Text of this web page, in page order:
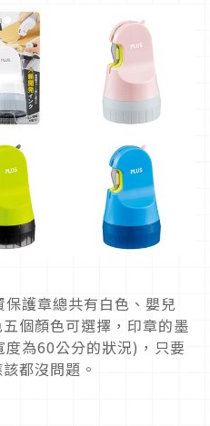
護章總共有白色、嬰兒
個顏色可選擇，印章的墨
為60公分的狀況)，只要
都沒問題。